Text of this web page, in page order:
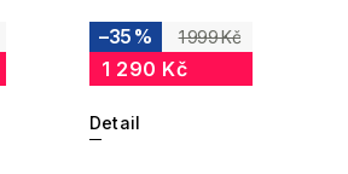
1 999 Kč
–35 %
1 290 Kč
Detail